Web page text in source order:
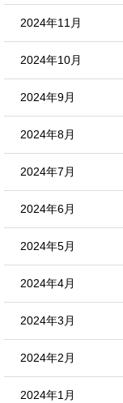
2024年11月
2024年10月
2024年9月
2024年8月
2024年7月
2024年6月
2024年5月
2024年4月
2024年3月
2024年2月
2024年1月